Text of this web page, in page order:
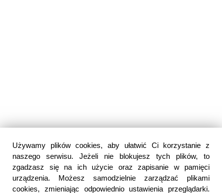
Używamy plików cookies, aby ułatwić Ci korzystanie z
naszego serwisu. Jeżeli nie blokujesz tych plików, to
zgadzasz się na ich użycie oraz zapisanie w pamięci
urządzenia. Możesz samodzielnie zarządzać plikami
cookies, zmieniając odpowiednio ustawienia przeglądarki.